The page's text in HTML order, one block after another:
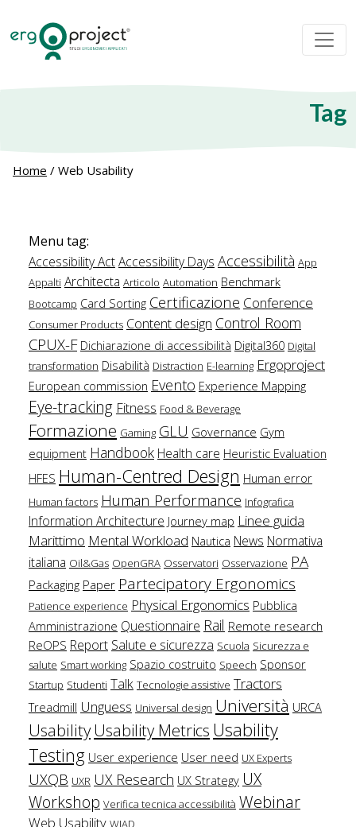
Tag
Home / Web Usability
Menu tag:
Accessibility ActAccessibility Days Accessibilità App
Appalti Architecta Articolo Automation Benchmark
Bootcamp Card Sorting Certificazione Conference
Consumer Products Content design Control Room
CPUX-F Dichiarazione di accessibilità Digital360 Digital
transformation Disabilità Distraction E-learning Ergoproject
European commission Evento Experience Mapping
Eye-tracking Fitness Food & Beverage
Formazione Gaming GLU Governance Gym
equipment Handbook Health care Heuristic Evaluation
HFES Human-Centred Design Human error
Human factors Human Performance Infografica
Information Architecture Journey map Linee guida
Marittimo Mental Workload Nautica News Normativa
italiana Oil&Gas OpenGRA Osservatori Osservazione PA
Packaging Paper Partecipatory Ergonomics
Patience experience Physical Ergonomics Pubblica
Amministrazione Questionnaire Rail Remote research
ReOPS Report Salute e sicurezza Scuola Sicurezza e
salute Smart working Spazio costruito Speech Sponsor
Startup Studenti Talk Tecnologie assistive Tractors
Treadmill Unguess Universal design Università URCA
UsabilityUsability Metrics Usability
Testing User experience User need UX Experts
UXQB UXR UX Research UX Strategy UX
Workshop Verifica tecnica accessibilità Webinar
Web Usability WIAD